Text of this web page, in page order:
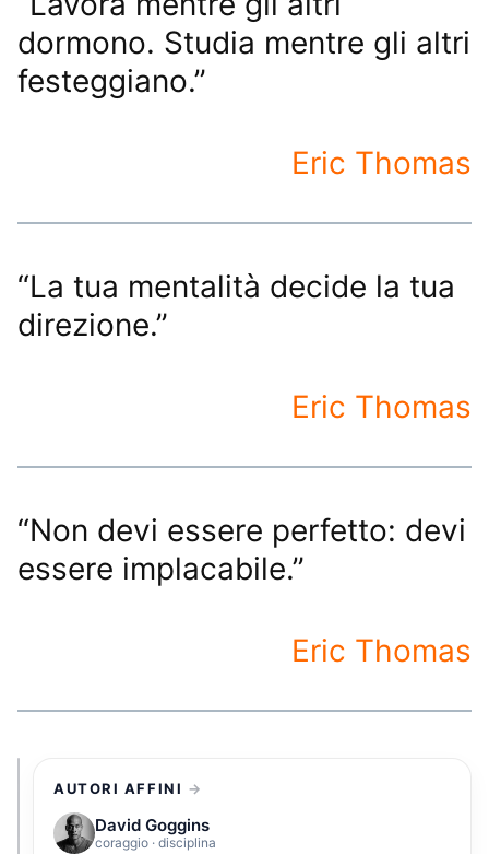
dormono. Studia mentre gli altri
festeggiano.”
Eric Thomas
“La tua mentalità decide la tua
direzione.”
Eric Thomas
“Non devi essere perfetto: devi
essere implacabile.”
Eric Thomas
AUTORI AFFINI
David Goggins
coraggio · disciplina